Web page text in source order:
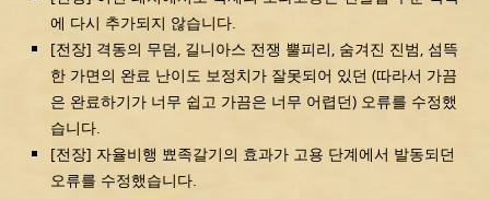
에 다시 추가되지 않습니다.
[전장] 격동의 무덤, 길니아스 전쟁 뿔피리, 숨겨진 진범, 섬뜩
한 가면의 완료 난이도 보정치가 잘못되어 있던 (따라서 가끔
은 완료하기가 너무 쉽고 가끔은 너무 어렵던) 오류를 수정했
습니다.
[전장] 자율비행 뾰족갈기의 효과가 고용 단계에서 발동되던
오류를 수정했습니다.